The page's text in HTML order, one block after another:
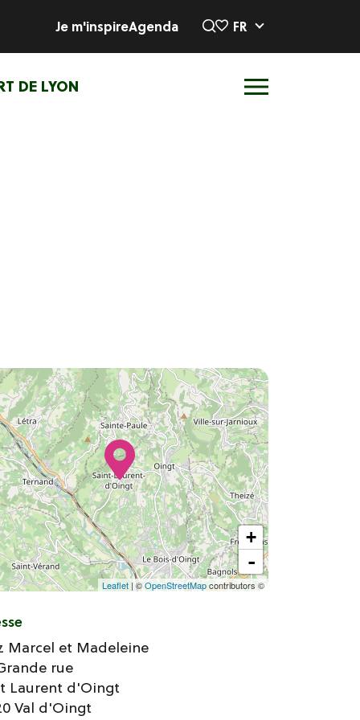
DE LYON
Je m'inspireAgenda FR
+
-
Leaflet | ©OpenStreetMapcontributors ©
Marcel et Madeleine
rue
Laurent d'Oingt
Val d'Oingt